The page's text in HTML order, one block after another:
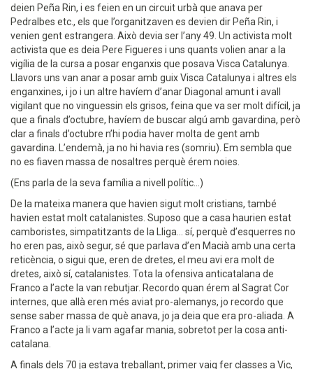
deien Peña Rin, i es feien en un circuit urbà que anava per
Pedralbes etc., els que l’organitzaven es devien dir Peña Rin, i
venien gent estrangera. Això devia ser l’any 49. Un activista molt
activista que es deia Pere Figueres i uns quants volien anar a la
vigília de la cursa a posar enganxis que posava Visca Catalunya.
Llavors uns van anar a posar amb guix Visca Catalunya i altres els
enganxines, i jo i un altre havíem d’anar Diagonal amunt i avall
vigilant que no vinguessin els grisos, feina que va ser molt difícil, ja
que a finals d’octubre, havíem de buscar algú amb gavardina, però
clar a finals d’octubre n’hi podia haver molta de gent amb
gavardina. L’endemà, ja no hi havia res (somriu). Em sembla que
no es fiaven massa de nosaltres perquè érem noies.
(Ens parla de la seva família a nivell polític...)
De la mateixa manera que havien sigut molt cristians, també
havien estat molt catalanistes. Suposo que a casa haurien estat
camboristes, simpatitzants de la Lliga... sí, perquè d’esquerres no
ho eren pas, això segur, sé que parlava d’en Macià amb una certa
reticència, o sigui que, eren de dretes, el meu avi era molt de
dretes, això sí, catalanistes. Tota la ofensiva anticatalana de
Franco a l’acte la van rebutjar. Recordo quan érem al Sagrat Cor
internes, que allà eren més aviat pro-alemanys, jo recordo que
sense saber massa de què anava, jo ja deia que era pro-aliada. A
Franco a l’acte ja li vam agafar mania, sobretot per la cosa anti-
catalana.
A finals dels 70 ja estava treballant, primer vaig fer classes a Vic,